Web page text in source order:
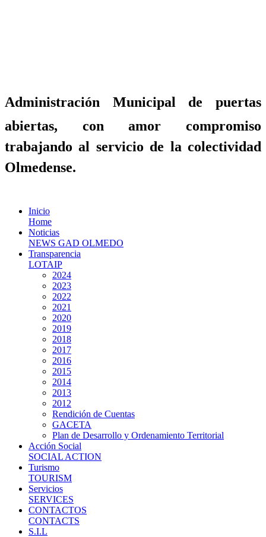
Administración Municipal de puertas
abiertas, con amor compromiso
trabajando al servicio de la colectividad
Olmedense.
Inicio
Home
Noticias
NEWS GAD OLMEDO
Transparencia
LOTAIP
2024
2023
2022
2021
2020
2019
2018
2017
2016
2015
2014
2013
2012
Rendición de Cuentas
GACETA
Plan de Desarrollo y Ordenamiento Territorial
Acción Social
SOCIAL ACTION
Turismo
TOURISM
Servicios
SERVICES
CONTACTOS
CONTACTS
S.I.L